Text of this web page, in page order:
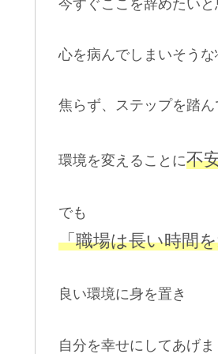
心を病んでしまいそう
焦らず、ステップを踏
環境を変えることに不
でも
「職場は長い時間
良い環境に身を置き
自分を幸せにしてあげま